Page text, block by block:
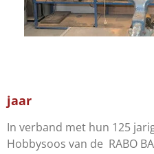
jaar
In verband met hun 125
Hobbysoos van de RABO